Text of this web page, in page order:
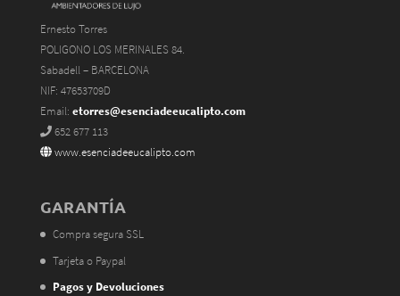
Ernesto Torres
POLIGONO LOS MERINALES 84.
Sabadell – BARCELONA
NIF: 47653709D
Email: etorres@esenciadeeucalipto.com
652 677 113
www.esenciadeeucalipto.com
GARANTÍA
Compra segura SSL
Tarjeta o Paypal
Pagos y Devoluciones